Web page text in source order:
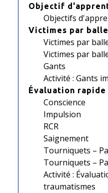
Objectif
Objectifs
Victimes par balle
Victimes par
Victimes par
Gants
Activité : Gants
Évaluation
Conscience
Impulsion
RCR
Saignement
Tourniquets –
Tourniquets –
Activité :
traumatismes